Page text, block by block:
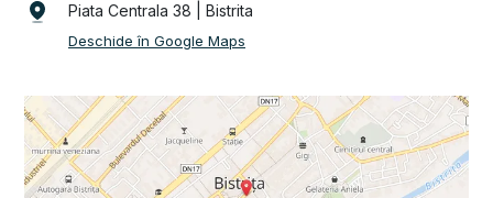
Piata Centrala 38 | Bistrita
Deschide în Google Maps